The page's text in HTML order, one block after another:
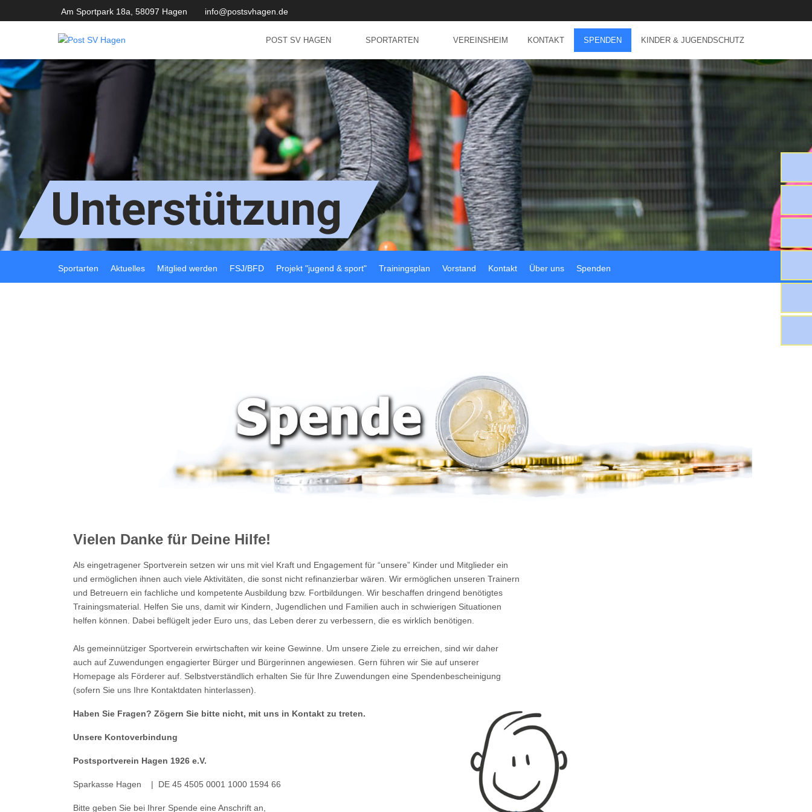
Am Sportpark 18a, 58097 Hagen info@postsvhagen.de
POST SV HAGEN SPORTARTEN VEREINSHEIM KONTAKT SPENDEN KINDER & JUGENDSCHUTZ
Sportarten Aktuelles Mitglied werden FSJ/BFD Projekt "jugend & sport" Trainingsplan Vorstand Kontakt Über uns Spenden
Vielen Danke für Deine Hilfe!
Als eingetragener Sportverein setzen wir uns mit viel Kraft und Engagement für “unsere” Kinder und Mitglieder ein
und ermöglichen ihnen auch viele Aktivitäten, die sonst nicht refinanzierbar wären. Wir ermöglichen unseren Trainern
und Betreuern ein fachliche und kompetente Ausbildung bzw. Fortbildungen. Wir beschaffen dringend benötigtes
Trainingsmaterial. Helfen Sie uns, damit wir Kindern, Jugendlichen und Familien auch in schwierigen Situationen
helfen können. Dabei beflügelt jeder Euro uns, das Leben derer zu verbessern, die es wirklich benötigen.
Als gemeinnütziger Sportverein erwirtschaften wir keine Gewinne. Um unsere Ziele zu erreichen, sind wir daher
auch auf Zuwendungen engagierter Bürger und Bürgerinnen angewiesen. Gern führen wir Sie auf unserer
Homepage als Förderer auf. Selbstverständlich erhalten Sie für Ihre Zuwendungen eine Spendenbescheinigung
(sofern Sie uns Ihre Kontaktdaten hinterlassen).
Haben Sie Fragen? Zögern Sie bitte nicht, mit uns in Kontakt zu treten.
Unsere Kontoverbindung
Postsportverein Hagen 1926 e.V.
Sparkasse Hagen | DE 45 4505 0001 1000 1594 66
Bitte geben Sie bei Ihrer Spende eine Anschrift an,